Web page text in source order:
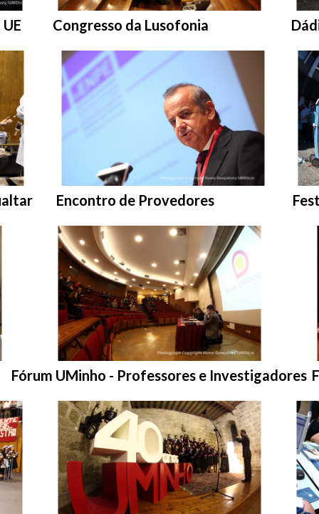
Entrar na pasta:
Congresso da Lusofonia
Entrar na pasta:
Encontro de Provedores
Entrar na pasta:
Fórum UMinho - Professores e Investigadores